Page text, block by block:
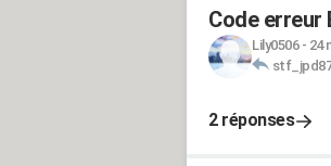
Code erreur
Lily0506- 24
stf_jpd87
2 réponses